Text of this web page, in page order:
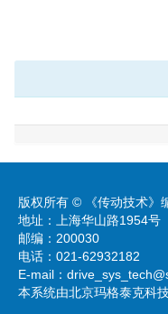
版权所有 © 《传动技术》
地址：上海华山路1954号
邮编：200030
电话：021-62932182
E-mail：
本系统由北京玛格泰克科